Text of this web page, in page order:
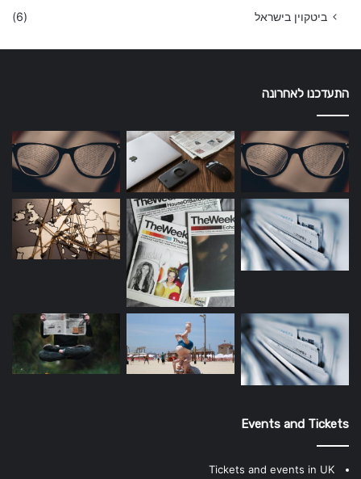
ביטקוין בישראל (6)
התעדכנו לאחרונה
Events and Tickets
Tickets and events in UK